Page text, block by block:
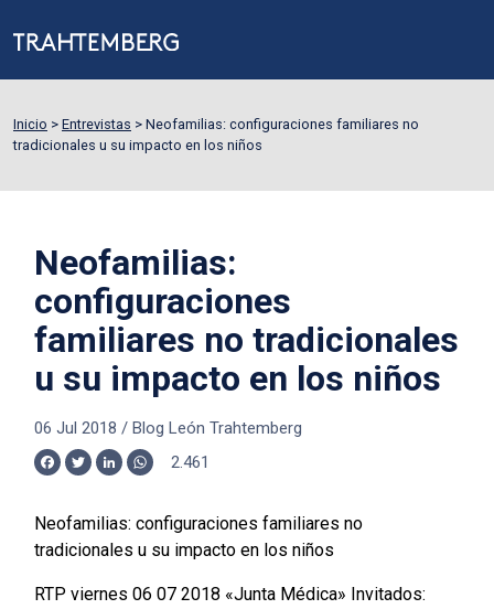
Inicio > Entrevistas > Neofamilias: configuraciones familiares no
tradicionales u su impacto en los niños
Neofamilias:
configuraciones
familiares no tradicionales
u su impacto en los niños
06 Jul 2018 / Blog León Trahtemberg
Facebook
TwitterLinkedInWhatsApp
2.461
Neofamilias: configuraciones familiares no
tradicionales u su impacto en los niños
RTP viernes 06 07 2018 «Junta Médica» Invitados: